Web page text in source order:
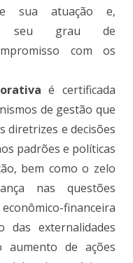
sua atuação e,
seu grau de
com os
é certificada
de gestão que
diretrizes e decisões
padrões e políticas
bem como o zelo
nas questões
financeira
das externalidades
de ações